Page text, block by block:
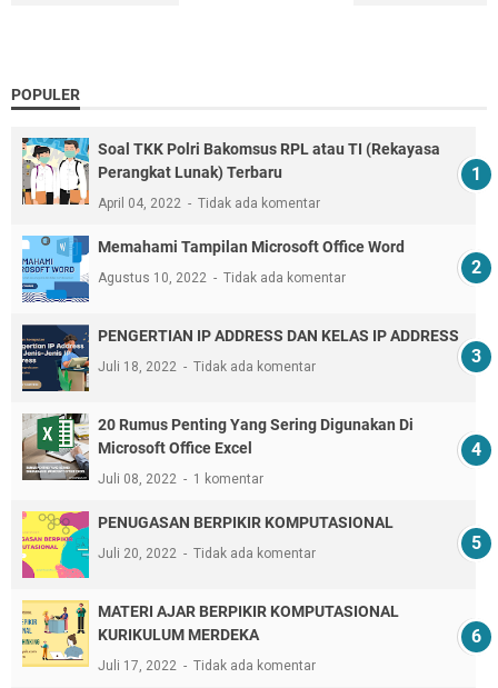
POPULER
Soal TKK Polri Bakomsus RPL atau TI (Rekayasa
Perangkat Lunak) Terbaru
April 04, 2022 Tidak ada komentar
Memahami Tampilan Microsoft Office Word
Agustus 10, 2022 Tidak ada komentar
PENGERTIAN IP ADDRESS DAN KELAS IP ADDRESS
Juli 18, 2022 Tidak ada komentar
20 Rumus Penting Yang Sering Digunakan Di
Microsoft Office Excel
Juli 08, 2022 1 komentar
PENUGASAN BERPIKIR KOMPUTASIONAL
Juli 20, 2022 Tidak ada komentar
MATERI AJAR BERPIKIR KOMPUTASIONAL
KURIKULUM MERDEKA
Juli 17, 2022 Tidak ada komentar